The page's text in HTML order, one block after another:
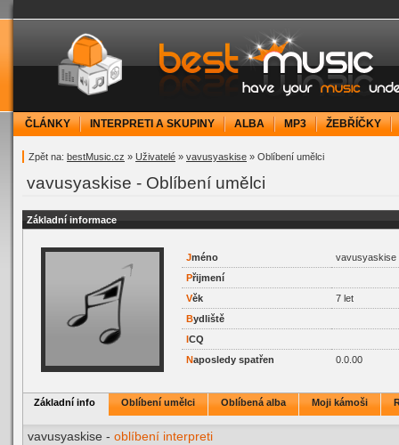
bestMusic.cz - Have your music under
ČLÁNKY INTERPRETI A SKUPINY ALBA MP3 ŽEBŘÍČKY
Zpět na: bestMusic.cz » Uživatelé » vavusyaskise » Oblíbení umělci
vavusyaskise - Oblíbení umělci
Základní informace
Jméno
vavusyaskise
Přijmení
Věk
7 let
Bydliště
ICQ
Naposledy spatřen 0.0.00
Základní info Oblíbení umělci Oblíbená alba Moji kámoši
vavusyaskise - oblíbení interpreti